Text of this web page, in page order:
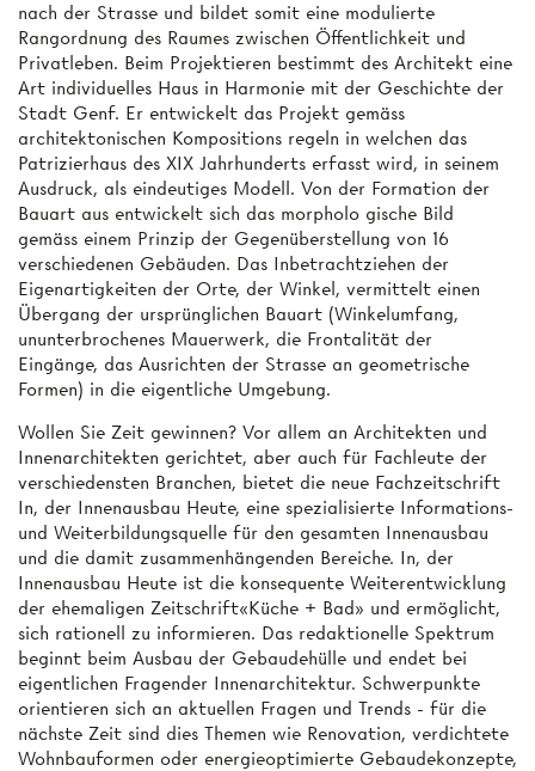
nach der Strasse und bildet somit eine modulierte
Rangordnung des Raumes zwischen Öffentlichkeit und
Privatleben. Beim Projektieren bestimmt des Architekt eine
Art individuelles Haus in Harmonie mit der Geschichte der
Stadt Genf. Er entwickelt das Projekt gemäss
architektonischen Kompositions­ regeln in welchen das
Patrizierhaus des XIX Jahrhunderts erfasst wird, in seinem
Ausdruck, als eindeutiges Modell. Von der Formation der
Bauart aus entwickelt sich das morpholo­ gische Bild
gemäss einem Prinzip der Gegenüberstellung von 16
verschiedenen Gebäuden. Das Inbetrachtziehen der
Eigenartigkeiten der Orte, der Winkel, vermittelt einen
Übergang der ursprünglichen Bauart (Winkelumfang,
ununterbrochenes Mauerwerk, die Frontalität der
Eingänge, das Ausrichten der Strasse an geometrische
Formen) in die eigentliche Umgebung.
Wollen Sie Zeit gewinnen? Vor allem an Architekten und
Innenarchitekten gerichtet, aber auch für Fachleute der
verschiedensten Branchen, bietet die neue Fachzeitschrift
In, der Innenausbau Heute, eine spezialisierte Informations-
und Weiterbildungsquelle für den gesamten Innenausbau
und die damit zusammenhängenden Bereiche. In, der
Innenausbau Heute ist die konsequente Weiterentwicklung
der ehemaligen Zeitschrift«Küche + Bad» und ermöglicht,
sich rationell zu informieren. Das redaktionelle Spektrum
beginnt beim Ausbau der Gebaudehülle und endet bei
eigentlichen Fragender Innenarchitektur. Schwerpunkte
orientieren sich an aktuellen Fragen und Trends - für die
nächste Zeit sind dies Themen wie Renovation, verdichtete
Wohnbauformen oder energieoptimierte Gebaudekonzepte,